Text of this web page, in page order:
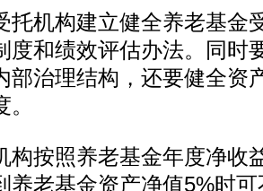
机构建立健全养老基金
度和绩效评估办法。同时
部治理结构，还要健全资
按照养老基金年度净收
养老基金资产净值5%时